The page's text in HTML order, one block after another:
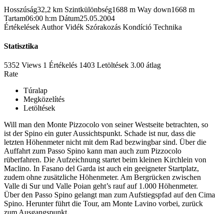
Hosszúság32,2 km Szintkülönbség1688 m Way down1668 m
Tartam06:00 h:m Dátum25.05.2004
Értékelések Author Vidék Szórakozás Kondíció Technika
Statisztika
5352 Views 1 Értékelés 1403 Letöltések 3.00 átlag
Rate
Túralap
Megközelítés
Letöltések
Will man den Monte Pizzocolo von seiner Westseite betrachten, so
ist der Spino ein guter Aussichtspunkt. Schade ist nur, dass die
letzten Höhenmeter nicht mit dem Rad bezwingbar sind. Über die
Auffahrt zum Passo Spino kann man auch zum Pizzocolo
rüberfahren. Die Aufzeichnung startet beim kleinen Kirchlein von
Maclino. In Fasano del Garda ist auch ein geeigneter Startplatz,
zudem ohne zusätzliche Höhenmeter. Am Bergrücken zwischen
Valle di Sur und Valle Poian geht’s rauf auf 1.000 Höhenmeter.
Über den Passo Spino gelangt man zum Aufstiegspfad auf den Cima
Spino. Herunter führt die Tour, am Monte Lavino vorbei, zurück